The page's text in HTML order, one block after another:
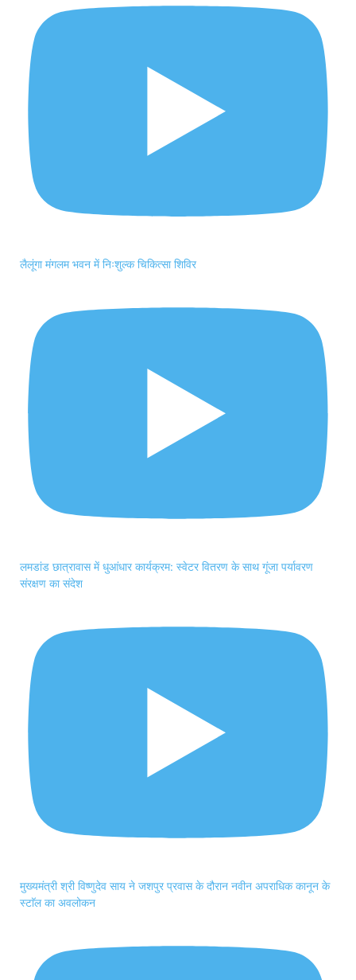
लैलूंगा मंगलम भवन में निःशुल्क चिकित्सा शिविर
लमडांड छात्रावास में धुआंधार कार्यक्रम: स्वेटर वितरण के साथ गूंजा पर्यावरण
संरक्षण का संदेश
मुख्यमंत्री श्री विष्णुदेव साय ने जशपुर प्रवास के दौरान नवीन अपराधिक कानून के
स्टाॅल का अवलोकन